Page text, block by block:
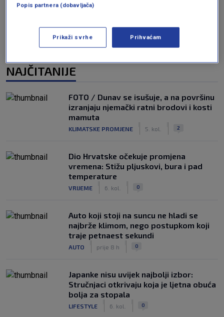
NAJČITANIJE
FOTO / Dunav se isušuje, a na površinu
izranjaju njemački ratni brodovi i kosti
mamuta
KLIMATSKE PROMJENE 5. kol. 2
Dio Hrvatske očekuje promjena
vremena: Stižu pljuskovi, bura i pad
temperature
VRIJEME 6. kol. 0
Auto koji stoji na suncu ne hladi se
najbrže klimom, nego postupkom koji
traje petnaest sekundi
AUTO prije 8 h 0
Japanke nisu uvijek najbolji izbor:
Stručnjaci otkrivaju koja je ljetna obuća
bolja za stopala
LIFESTYLE 6. kol. 0
Popis partnera (dobavljača)
Prikaži svrhe Prihvaćam